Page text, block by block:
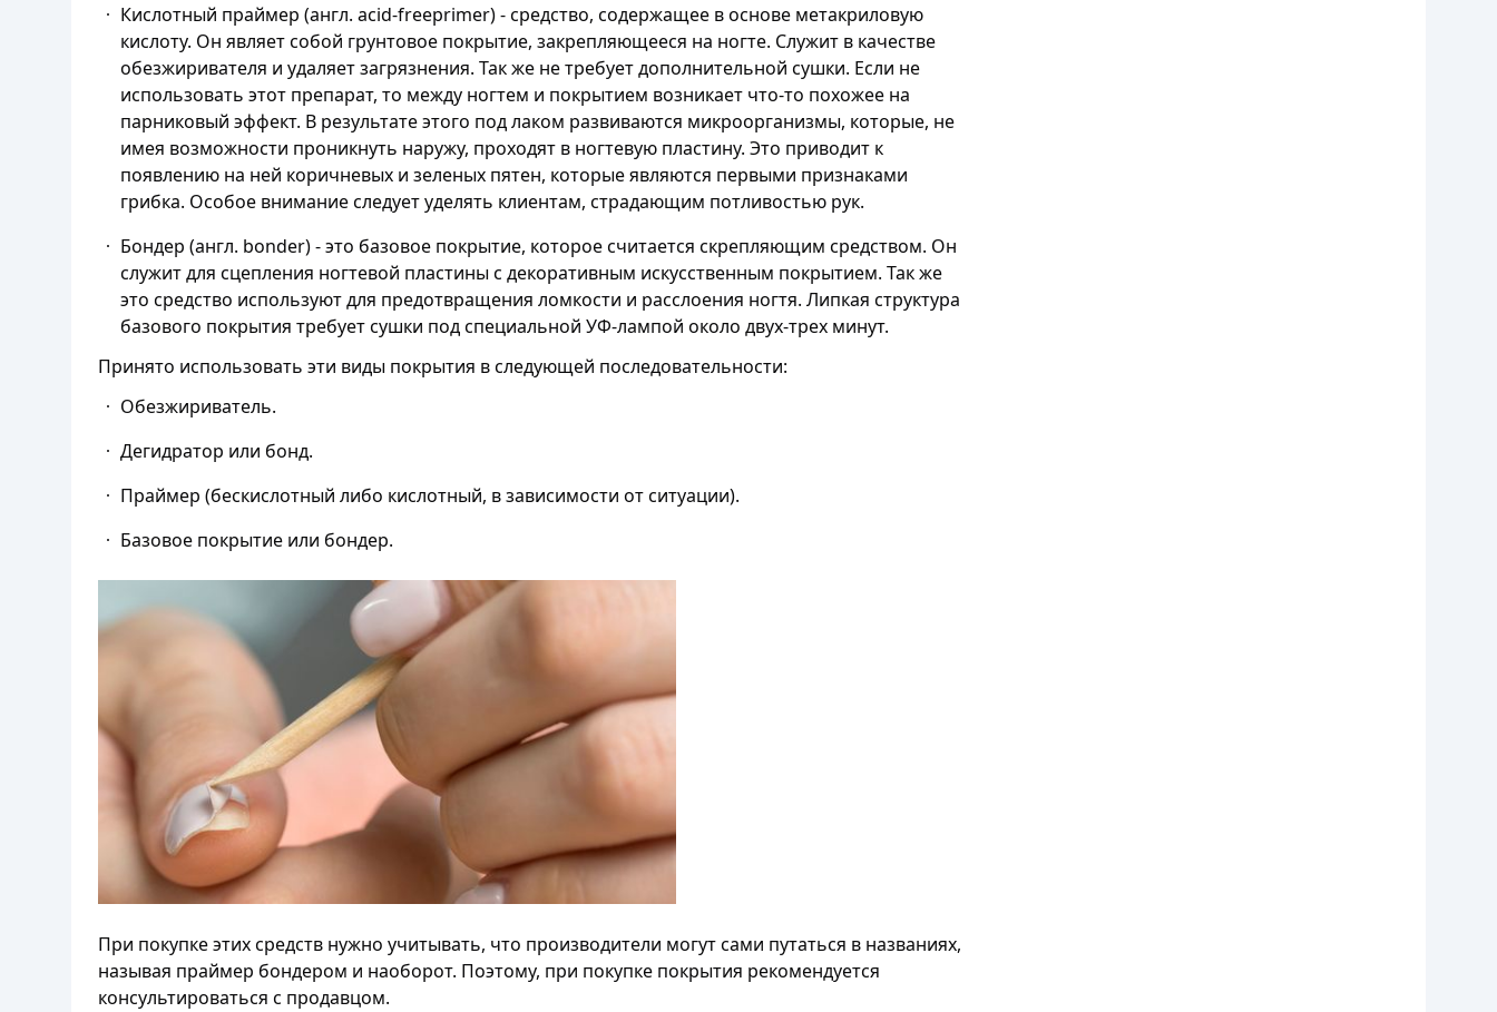
Кислотный праймер (англ. acid-freeprimer) - средство, содержащее в основе метакриловую
кислоту. Он являет собой грунтовое покрытие, закрепляющееся на ногте. Служит в качестве
обезжиривателя и удаляет загрязнения. Так же не требует дополнительной сушки. Если не
использовать этот препарат, то между ногтем и покрытием возникает что-то похожее на
парниковый эффект. В результате этого под лаком развиваются микроорганизмы, которые, не
имея возможности проникнуть наружу, проходят в ногтевую пластину. Это приводит к
появлению на ней коричневых и зеленых пятен, которые являются первыми признаками
грибка. Особое внимание следует уделять клиентам, страдающим потливостью рук.
Бондер (англ. bonder) - это базовое покрытие, которое считается скрепляющим средством. Он
служит для сцепления ногтевой пластины с декоративным искусственным покрытием. Так же
это средство используют для предотвращения ломкости и расслоения ногтя. Липкая структура
базового покрытия требует сушки под специальной УФ-лампой около двух-трех минут.
Принято использовать эти виды покрытия в следующей последовательности:
Обезжириватель.
Дегидратор или бонд.
Праймер (бескислотный либо кислотный, в зависимости от ситуации).
Базовое покрытие или бондер.
При покупке этих средств нужно учитывать, что производители могут сами путаться в названиях,
называя праймер бондером и наоборот. Поэтому, при покупке покрытия рекомендуется
консультироваться с продавцом.